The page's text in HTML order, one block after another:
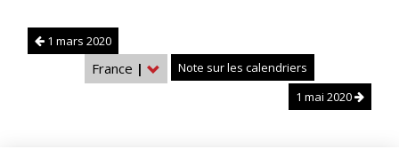
1 mars 2020
France |
Note sur les calendriers
1 mai 2020